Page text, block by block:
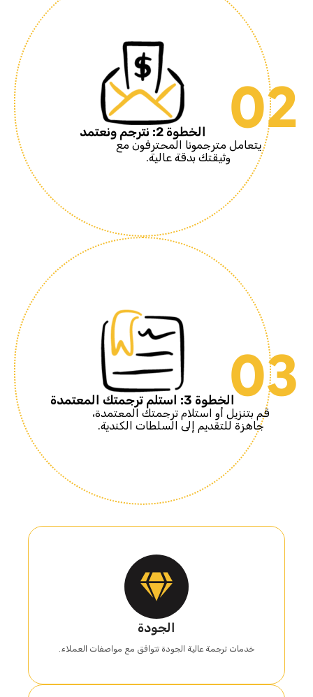
02 الخطوة 2: نترجم ونعتمد
يتعامل مترجمونا المحترفون مع
وثيقتك بدقة عالية.
03الخطوة 3: استلم ترجمتك المعتمدة
قم بتنزيل أو استلام ترجمتك المعتمدة،
جاهزة للتقديم إلى السلطات الكندية.
الجودة
خدمات ترجمة عالية الجودة تتوافق مع مواصفات العملاء.